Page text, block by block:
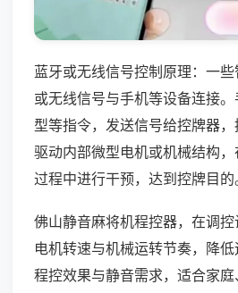
蓝牙或无线信号控制原理：一
或无线信号与手机等设备连接
型等指令，发送信号给控牌器
驱动内部微型电机或机械结构
过程中进行干预，达到控牌目的
佛山静音麻将机程控器，在调
电机转速与机械运转节奏，降
程控效果与静音需求，适合家